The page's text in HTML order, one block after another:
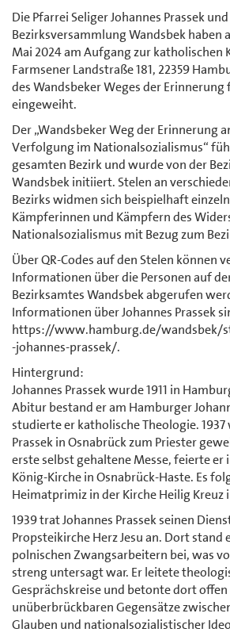
Die Pfarrei Seliger Johannes Prassek
Bezirksversammlung Wandsbek haben
Mai 2024 am Aufgang zur katholischen
Farmsener Landstraße 181, 22359
des Wandsbeker Weges der Erinnerung
eingeweiht.
Der „Wandsbeker Weg der Erinnerung
Verfolgung im Nationalsozialismus“
gesamten Bezirk und wurde von der
Wandsbek initiiert. Stelen an
Bezirks widmen sich beispielhaft
Kämpferinnen und Kämpfern des
Nationalsozialismus mit Bezug zum
Über QR-Codes auf den Stelen können
Informationen über die Personen auf
Bezirksamtes Wandsbek abgerufen
Informationen über Johannes Prassek
https://www.hamburg.de/wandsbek/
-johannes-prassek/.
Hintergrund:
Johannes Prassek wurde 1911 in
Abitur bestand er am Hamburger
studierte er katholische Theologie. 1937
Prassek in Osnabrück zum Priester
erste selbst gehaltene Messe, feierte er
König-Kirche in Osnabrück-Haste. Es
Heimatprimiz in der Kirche Heilig Kreuz
1939 trat Johannes Prassek seinen
Propsteikirche Herz Jesu an. Dort stand
polnischen Zwangsarbeitern bei, was
streng untersagt war. Er leitete
Gesprächskreise und betonte dort offen
unüberbrückbaren Gegensätze
Glauben und nationalsozialistischer